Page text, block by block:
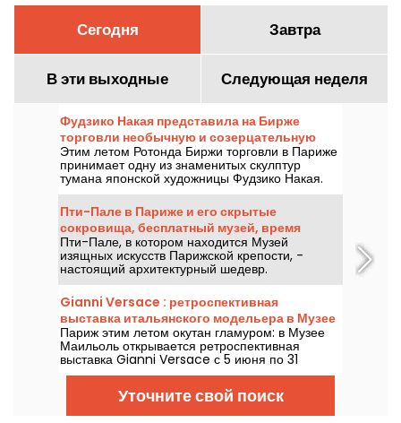
Сегодня Завтра
В эти выходные Следующая неделя
Фудзико Накая представила на Бирже
торговли необычную и созерцательную
скульптуру из тумана
Этим летом Ротонда Биржи торговли в Париже
принимает одну из знаменитых скулптур
тумана японской художницы Фудзико Накая.
До 14 сентября 2026 года приходите, чтобы
увидеть эту необычную и созерцательную
инсталляцию, которая заставляет посетителей
появляться и исчезать в густом белом облаке
водяного пара!
Пти-Пале в Париже и его скрытые
сокровища, бесплатный музей, время
работы и выставки
Пти-Пале, в котором находится Музей
изящных искусств Парижской крепости, -
настоящий архитектурный шедевр.
Спроектированный Шарлем Жиро для
Всемирной выставки 1900 года, этот музей
полон сокровищ. А поскольку вход в него
бесплатный, было бы ошибкой не
воспользоваться этим.
Gianni Versace : ретроспективная
выставка итальянского модельера в Музее
Маййоль — продления
Париж этим летом окутан гламуром: в Музее
Маильоль открывается ретроспективная
выставка Gianni Versace с 5 июня по 31
октября 2026 года. Между барокко и
перегрузкой принтов выставка моды-
ретроспектива обещает яркие краски и
роскошь, как сама легенда.
Уточните свой поиск